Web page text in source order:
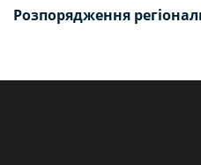
Розпорядження